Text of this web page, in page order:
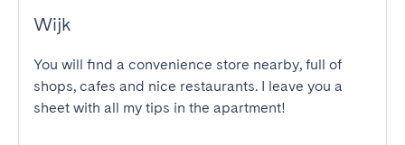
Wijk
You will find a convenience store nearby, full of
shops, cafes and nice restaurants. I leave you a
sheet with all my tips in the apartment!